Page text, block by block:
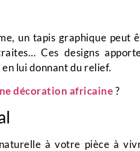
un tapis graphique peut
Ces designs
lui donnant du relief.
décoration africaine?
à votre pièce à